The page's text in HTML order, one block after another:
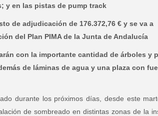
y en las pistas de pump track
de adjudicación de 176.372,76 € y se va a
del Plan PIMA de la Junta de Andalucía
con la importante cantidad de árboles y
de láminas de agua y una plaza con
durante los próximos días, desde este
de sombreado en distintas zonas de la